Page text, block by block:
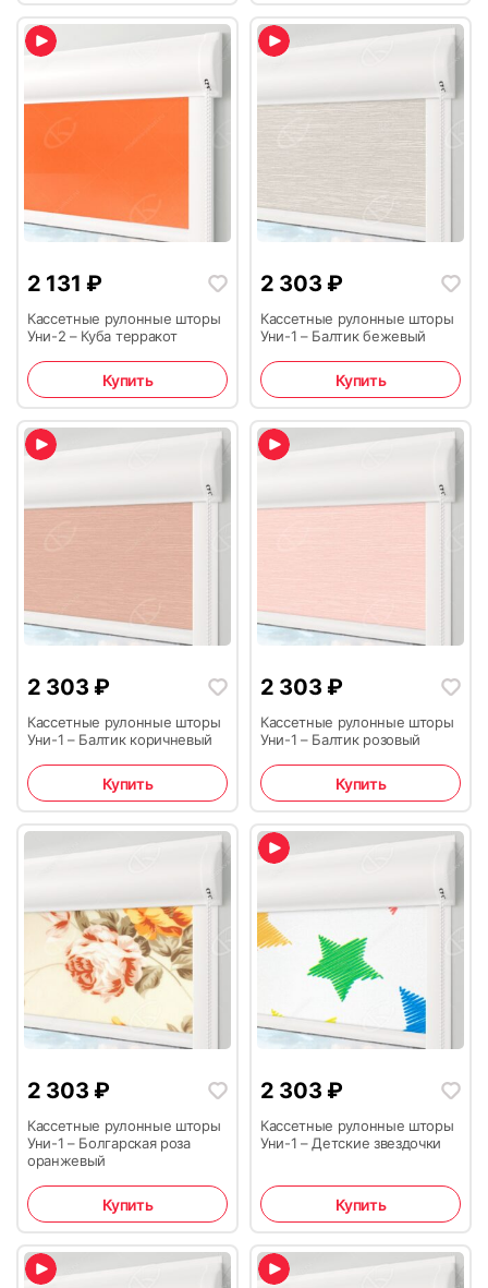
2 131 ₽
Кассетные рулонные шторы
Уни-2 – Куба терракот
Купить
2 303 ₽
Кассетные рулонные шторы
Уни-1 – Балтик бежевый
Купить
2 303 ₽
Кассетные рулонные шторы
Уни-1 – Балтик коричневый
Купить
2 303 ₽
Кассетные рулонные шторы
Уни-1 – Балтик розовый
Купить
2 303 ₽
Кассетные рулонные шторы
Уни-1 – Болгарская роза
оранжевый
Купить
2 303 ₽
Кассетные рулонные шторы
Уни-1 – Детские звездочки
Купить